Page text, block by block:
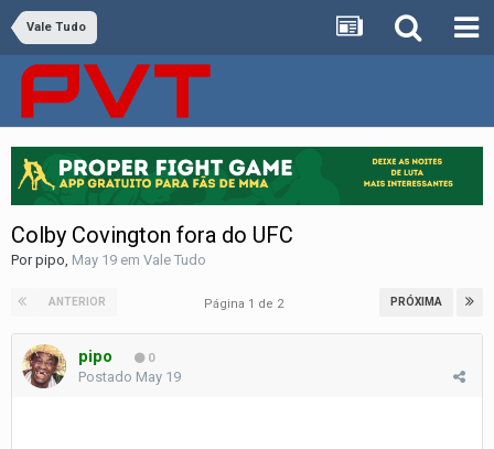
Vale Tudo
Colby Covington fora do UFC
Porpipo May 19 em Vale Tudo
ANTERIOR PRÓXIMA
Página 1 de 2
pipo 0
Postado May 19